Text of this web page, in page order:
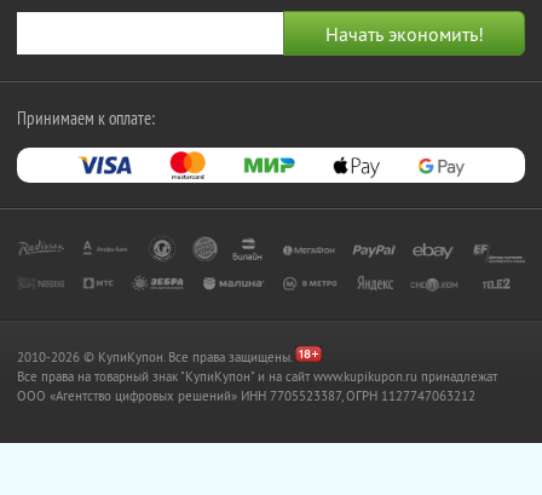
Принимаем к оплате:
2010-2026 © КупиКупон. Все права защищены.
Все права на товарный знак "КупиКупон" и на сайт www.kupikupon.ru принадлежат
OOO «Агентство цифровых решений» ИНН 7705523387, ОГРН 1127747063212